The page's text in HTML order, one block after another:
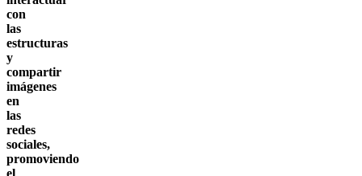
con
las
estructuras
y
compartir
imágenes
en
las
redes
sociales,
promoviendo